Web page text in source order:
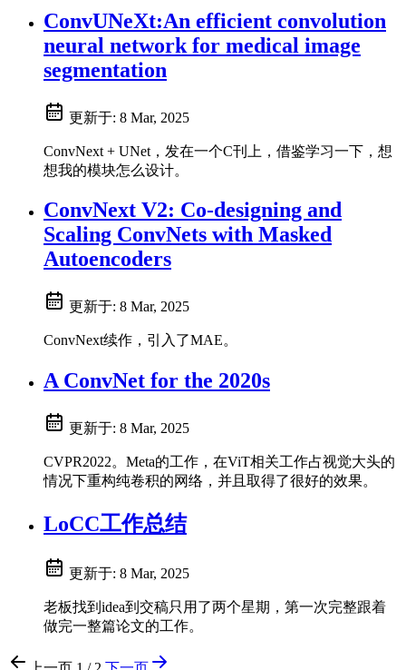
ConvUNeXt:An efficient convolution
neural network for medical image
segmentation
更新于: 8 Mar, 2025
ConvNext + UNet，发在一个C刊上，借鉴学习一下，想
想我的模块怎么设计。
ConvNext V2: Co-designing and
Scaling ConvNets with Masked
Autoencoders
更新于: 8 Mar, 2025
ConvNext续作，引入了MAE。
A ConvNet for the 2020s
更新于: 8 Mar, 2025
CVPR2022。Meta的工作，在ViT相关工作占视觉大头的
情况下重构纯卷积的网络，并且取得了很好的效果。
LoCC工作总结
更新于: 8 Mar, 2025
老板找到idea到交稿只用了两个星期，第一次完整跟着
做完一整篇论文的工作。